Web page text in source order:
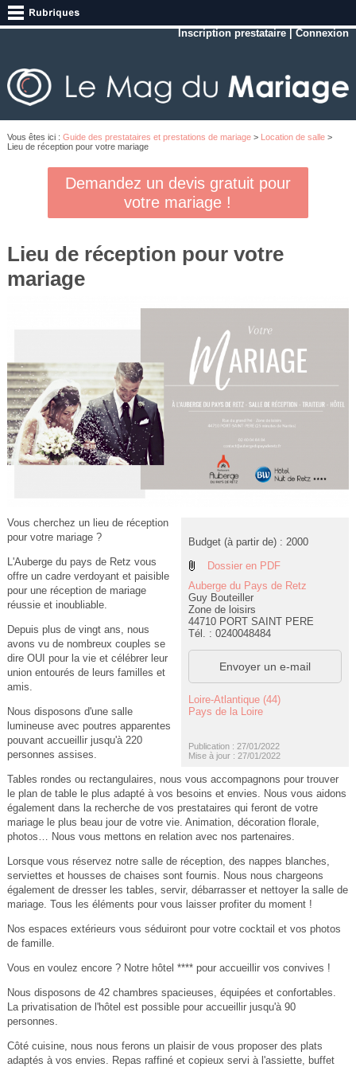
Inscription prestataire |Connexion
Vous êtes ici : Guide des prestataires et prestations de mariage> Location de salle>
Lieu de réception pour votre mariage
Demandez un devis gratuit pour
votre mariage !
Lieu de réception pour votre
mariage
Budget (à partir de) : 2000
Dossier en PDF
Auberge du Pays de Retz
Guy Bouteiller
Zone de loisirs
44710 PORT SAINT PERE
Tél. : 0240048484
Envoyer un e-mail
Loire-Atlantique (44)
Pays de la Loire
Publication : 27/01/2022
Mise à jour : 27/01/2022
Vous cherchez un lieu de réception
pour votre mariage ?
L'Auberge du pays de Retz vous
offre un cadre verdoyant et paisible
pour une réception de mariage
réussie et inoubliable.
Depuis plus de vingt ans, nous
avons vu de nombreux couples se
dire OUI pour la vie et célébrer leur
union entourés de leurs familles et
amis.
Nous disposons d'une salle
lumineuse avec poutres apparentes
pouvant accueillir jusqu'à 220
personnes assises.
Tables rondes ou rectangulaires, nous vous accompagnons pour trouver
le plan de table le plus adapté à vos besoins et envies. Nous vous aidons
également dans la recherche de vos prestataires qui feront de votre
mariage le plus beau jour de votre vie. Animation, décoration florale,
photos… Nous vous mettons en relation avec nos partenaires.
Lorsque vous réservez notre salle de réception, des nappes blanches,
serviettes et housses de chaises sont fournis. Nous nous chargeons
également de dresser les tables, servir, débarrasser et nettoyer la salle de
mariage. Tous les éléments pour vous laisser profiter du moment !
Nos espaces extérieurs vous séduiront pour votre cocktail et vos photos
de famille.
Vous en voulez encore ? Notre hôtel **** pour accueillir vos convives !
Nous disposons de 42 chambres spacieuses, équipées et confortables.
La privatisation de l'hôtel est possible pour accueillir jusqu'à 90
personnes.
Côté cuisine, nous nous ferons un plaisir de vous proposer des plats
adaptés à vos envies. Repas raffiné et copieux servi à l'assiette, buffet